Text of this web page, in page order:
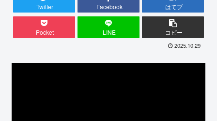
Twitter Facebook はてブ
Pocket LINE コピー
2025.10.29